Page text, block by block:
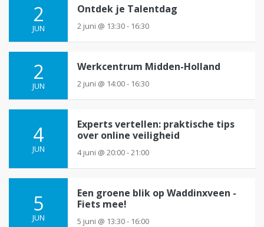
t
e
n
n
2
JUN
Ontdek je Talentdag
2 juni @ 13:30 - 16:30
2
JUN
Werkcentrum Midden-Holland
2 juni @ 14:00 - 16:30
4
JUN
Experts vertellen: praktische tips
over online veiligheid
4 juni @ 20:00 - 21:00
5
JUN
Een groene blik op Waddinxveen -
Fiets mee!
5 juni @ 13:30 - 16:00